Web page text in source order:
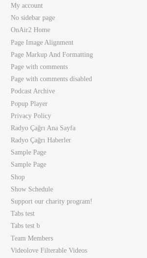
My account
No sidebar page
OnAir2 Home
Page Image Alignment
Page Markup And Formatting
Page with comments
Page with comments disabled
Podcast Archive
Popup Player
Privacy Policy
Radyo Çağrı Ana Sayfa
Radyo Çağrı Haberler
Sample Page
Sample Page
Shop
Show Schedule
Support our charity program!
Tabs test
Tabs test b
Team Members
Videolove Filterable Videos